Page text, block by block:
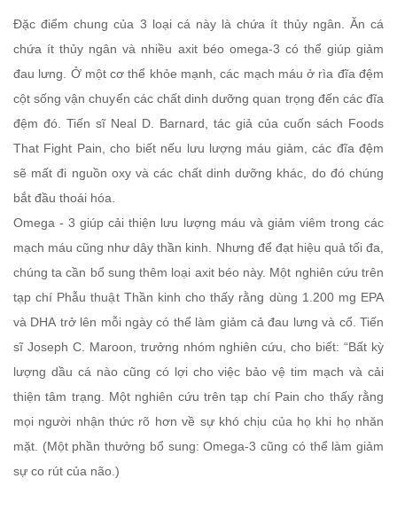
Đặc điểm chung của 3 loại cá này là chứa ít thủy ngân. Ăn cá
chứa ít thủy ngân và nhiều axit béo omega-3 có thể giúp giảm
đau lưng. Ở một cơ thể khỏe mạnh, các mạch máu ở rìa đĩa đệm
cột sống vận chuyển các chất dinh dưỡng quan trọng đến các đĩa
đệm đó. Tiến sĩ Neal D. Barnard, tác giả của cuốn sách Foods
That Fight Pain, cho biết nếu lưu lượng máu giảm, các đĩa đệm
sẽ mất đi nguồn oxy và các chất dinh dưỡng khác, do đó chúng
bắt đầu thoái hóa.
Omega - 3 giúp cải thiện lưu lượng máu và giảm viêm trong các
mạch máu cũng như dây thần kinh. Nhưng để đạt hiệu quả tối đa,
chúng ta cần bổ sung thêm loại axit béo này. Một nghiên cứu trên
tạp chí Phẫu thuật Thần kinh cho thấy rằng dùng 1.200 mg EPA
và DHA trở lên mỗi ngày có thể làm giảm cả đau lưng và cổ. Tiến
sĩ Joseph C. Maroon, trưởng nhóm nghiên cứu, cho biết: “Bất kỳ
lượng dầu cá nào cũng có lợi cho việc bảo vệ tim mạch và cải
thiện tâm trạng. Một nghiên cứu trên tạp chí Pain cho thấy rằng
mọi người nhận thức rõ hơn về sự khó chịu của họ khi họ nhăn
mặt. (Một phần thưởng bổ sung: Omega-3 cũng có thể làm giảm
sự co rút của não.)